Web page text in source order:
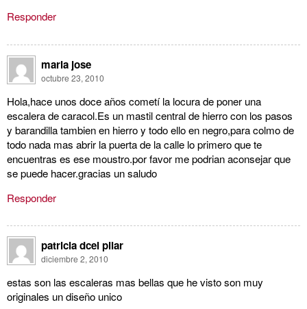
Responder
maria jose
octubre 23, 2010
Hola,hace unos doce años cometí la locura de poner una
escalera de caracol.Es un mastil central de hierro con los pasos
y barandilla tambien en hierro y todo ello en negro,para colmo de
todo nada mas abrir la puerta de la calle lo primero que te
encuentras es ese moustro.por favor me podrian aconsejar que
se puede hacer.gracias un saludo
Responder
patricia dcel pilar
diciembre 2, 2010
estas son las escaleras mas bellas que he visto son muy
originales un diseño unico